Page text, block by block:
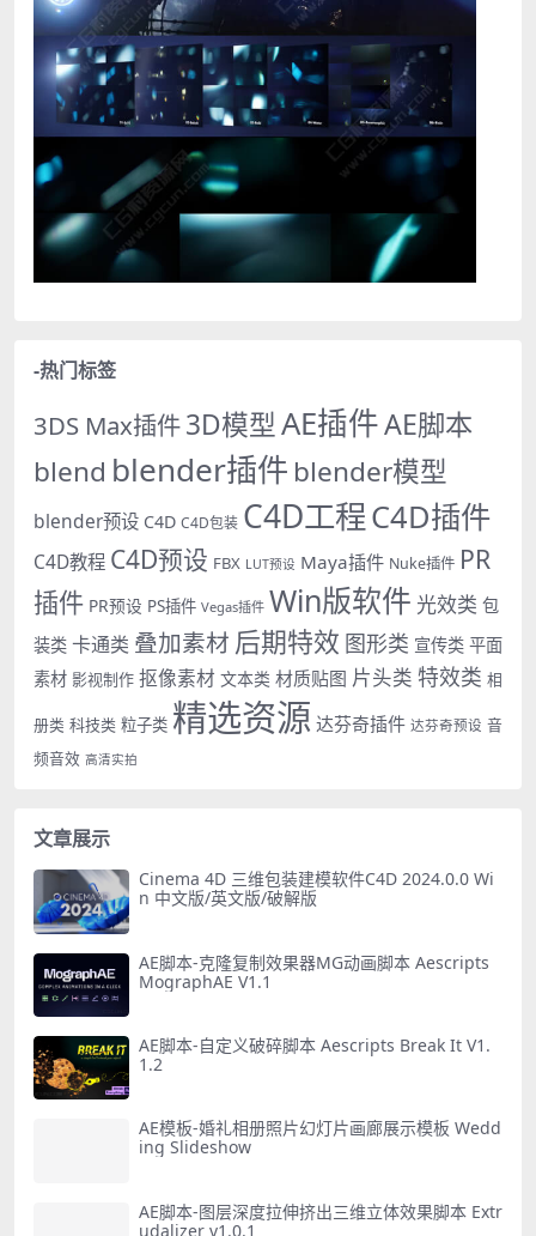
-热门标签
3DS Max插件3D模型AE插件AE脚本
blend blender插件 blender模型
blender预设 C4D C4D包装 C4D工程C4D插件
C4D教程 C4D预设 FBX LUT预设 Maya插件 Nuke插件 PR
插件 PR预设 PS插件 Vegas插件 Win版软件 光效类 包
装类 卡通类 叠加素材 后期特效 图形类 宣传类 平面
素材 影视制作 抠像素材 文本类 材质贴图 片头类 特效类 相
册类 科技类 粒子类 精选资源 达芬奇插件 达芬奇预设 音
频音效 高清实拍
文章展示
Cinema 4D 三维包装建模软件C4D 2024.0.0 Wi
n 中文版/英文版/破解版
AE脚本-克隆复制效果器MG动画脚本 Aescripts
MographAE V1.1
AE脚本-自定义破碎脚本 Aescripts Break It V1.
1.2
AE模板-婚礼相册照片幻灯片画廊展示模板 Wedd
ing Slideshow
AE脚本-图层深度拉伸挤出三维立体效果脚本 Extr
udalizer v1.0.1